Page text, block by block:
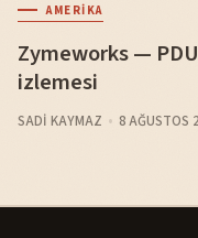
AMERIKA
Zymeworks —
izlemesi
SADI KAYMAZ 8 AĞUSTOS